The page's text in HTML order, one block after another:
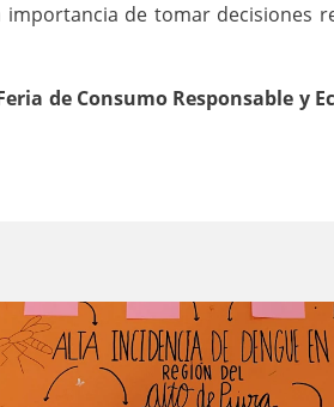
de tomar decisiones
de Consumo Responsable y